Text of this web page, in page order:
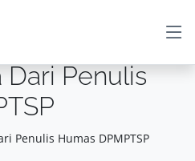
Penulis
Penulis Humas DPMPTSP